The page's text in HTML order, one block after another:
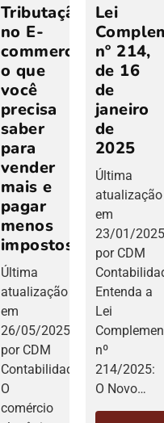
Tributação
no E-
commerce:
o que
você
precisa
saber
para
vender
mais e
pagar
menos
impostos
Última
atualização
em
26/05/2025
por CDM
Contabilidade
O
comércio
Lei
nº 214,
de 16
de
janeiro
de
2025
Última
atualização
em
23/01/2025
por CDM
Entenda a
Lei
nº
214/2025:
O Novo…